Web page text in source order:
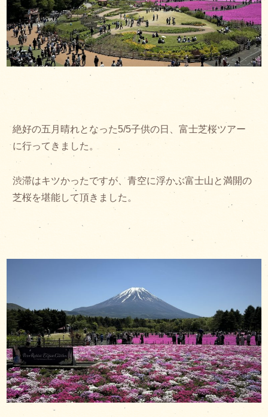
絶好の五月晴れとなった5/5子供の日、富士芝桜ツアー
に行ってきました。
渋滞はキツかったですが、青空に浮かぶ富士山と満開の
芝桜を堪能して頂きました。